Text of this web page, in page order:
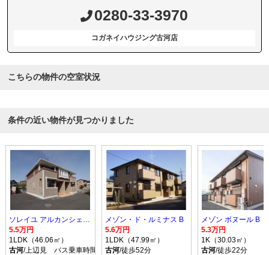
0280-33-3970
コガネイハウジング古河店
こちらの物件の空室状況
条件の近い物件が見つかりました
ソレイユ アルカンシェル Ｂ
5.5万円
1LDK（46.06㎡）
古河/上辺見 バス乗車時間10分 停歩9分
メゾン・ド・ルミナス B
5.6万円
1LDK（47.99㎡）
古河/徒歩52分
メゾン ボヌール B
5.3万円
1K（30.03㎡）
古河/徒歩22分